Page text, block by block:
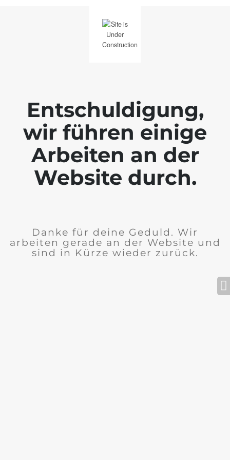
Entschuldigung,
wir führen einige
Arbeiten an der
Website durch.
Danke für deine Geduld. Wir
arbeiten gerade an der Website und
sind in Kürze wieder zurück.